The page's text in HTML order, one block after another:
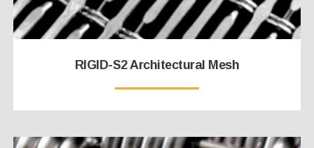
RIGID-S2 Architectural Mesh